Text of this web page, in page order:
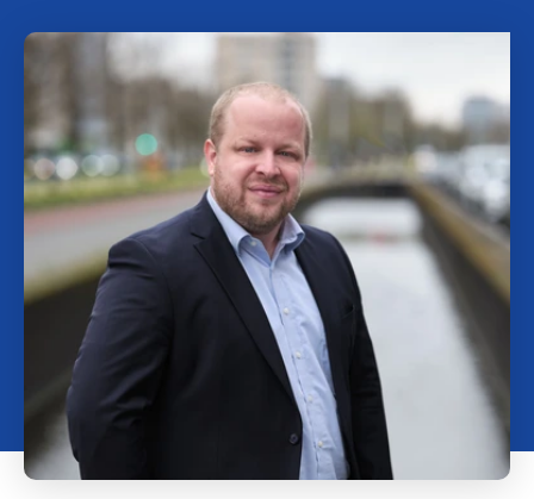
Insights
Über uns
Kontakt
CH